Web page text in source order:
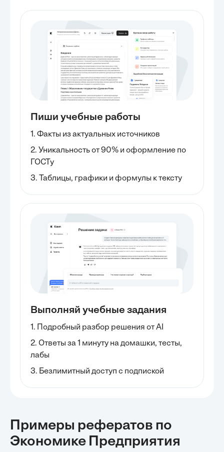
Пиши учебные работы
1. Факты из актуальных источников
2. Уникальность от 90% и оформление по
ГОСТу
3. Таблицы, графики и формулы к тексту
Выполняй учебные задания
1. Подробный разбор решения от AI
2. Ответы за 1 минуту на домашки, тесты,
лабы
3. Безлимитный доступ с подпиской
Примеры рефератов по
Экономике Предприятия